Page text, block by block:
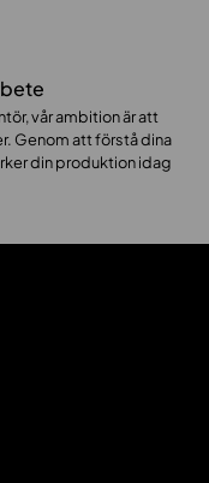
vår ambition är att
Genom att förstå dina
din produktion idag